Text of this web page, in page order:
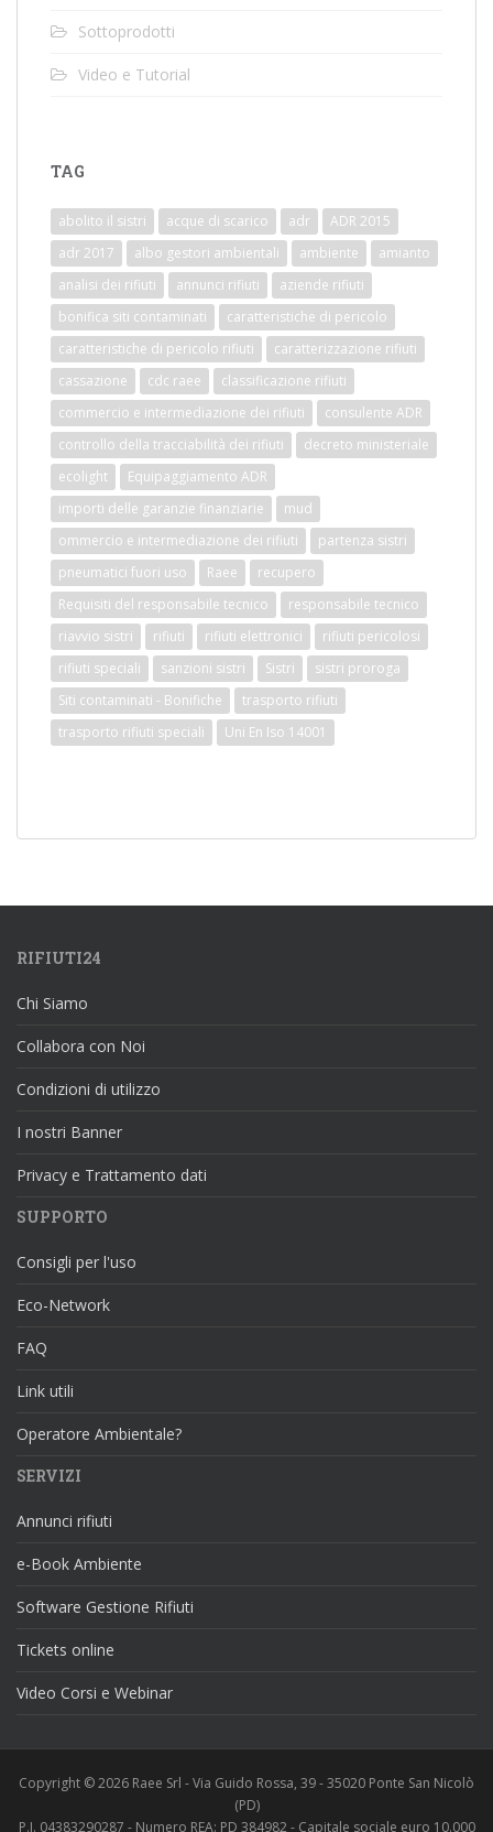
Sottoprodotti
Video e Tutorial
TAG
abolito il sistri acque di scarico adr
ADR 2015
adr 2017
albo gestori ambientali ambiente
amianto
analisi dei rifiuti
annunci rifiuti
aziende rifiuti
bonifica siti contaminati
caratteristiche di pericolo
caratteristiche di pericolo rifiuti
caratterizzazione rifiuti
cassazione
cdc raee
classificazione rifiuti
commercio e intermediazione dei rifiuti
consulente ADR
controllo della tracciabilità dei rifiuti
decreto ministeriale
ecolight
Equipaggiamento ADR
importi delle garanzie finanziarie
mud
ommercio e intermediazione dei rifiuti
partenza sistri
pneumatici fuori uso
Raee
recupero
Requisiti del responsabile tecnico
responsabile tecnico
riavvio sistri
rifiuti rifiuti elettronici
rifiuti pericolosi
rifiuti speciali
sanzioni sistri Sistri
sistri proroga
Siti contaminati - Bonifiche
trasporto rifiuti
trasporto rifiuti speciali
Uni En Iso 14001
RIFIUTI24
Chi Siamo
Collabora con Noi
Condizioni di utilizzo
I nostri Banner
Privacy e Trattamento dati
SUPPORTO
Consigli per l'uso
Eco-Network
FAQ
Link utili
Operatore Ambientale?
SERVIZI
Annunci rifiuti
e-Book Ambiente
Software Gestione Rifiuti
Tickets online
Video Corsi e Webinar
Copyright © 2026 Raee Srl - Via Guido Rossa, 39 - 35020 Ponte San Nicolò
(PD)
P.I. 04383290287 - Numero REA: PD 384982 - Capitale sociale euro 10.000